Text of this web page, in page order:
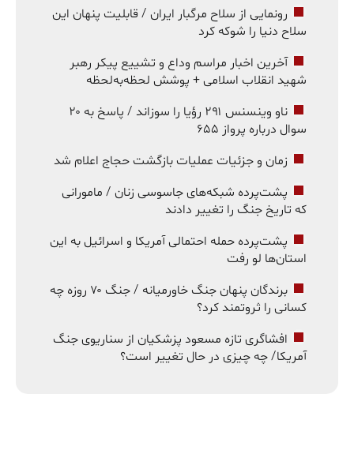
رونمایی از سلاح مرگبار ایران / قابلیت پنهان این
سلاح دنیا را شوکه کرد
آخرین اخبار مراسم وداع و تشییع پیکر رهبر
شهید انقلاب اسلامی + پوشش لحظه‌به‌لحظه
ناو وینسنس ۲۹۱ رؤیا را سوزاند / پاسخ به ۲۰
سوال درباره پرواز ۶۵۵
زمان و جزئیات عملیات بازگشت حجاج اعلام شد
پشت‌پرده شبکه‌های جاسوسی زنان / مامورانی
که تاریخ جنگ را تغییر دادند
پشت‌پرده حمله احتمالی آمریکا و اسرائیل به این
استان‌ها لو رفت
برندگان پنهان جنگ خاورمیانه / جنگ ۷۰ روزه چه
کسانی را ثروتمند کرد؟
افشاگری تازه مسعود پزشکیان از سناریوی جنگ
آمریکا/ چه چیزی در حال تغییر است؟